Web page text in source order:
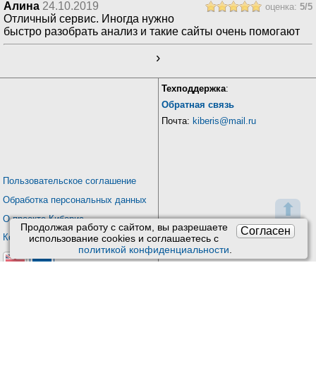
⬆
Согласен
Продолжая работу с сайтом, вы разрешаете
использование сookies и соглашаетесь с
политикой конфиденциальности.
Алина 24.10.2019 оценка:5/5
Отличный сервис. Иногда нужно
быстро разобрать анализ и такие сайты очень помогают
Пользовательское соглашение
Обработка персональных данных
О проекте Киберис
Контакты
Техподдержка:
Обратная связь
Почта: kiberis@mail.ru